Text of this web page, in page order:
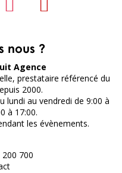
nous ?
Agence
prestataire référencé du
2000.
lundi au vendredi de 9:00 à
à 17:00.
les évènements.
700